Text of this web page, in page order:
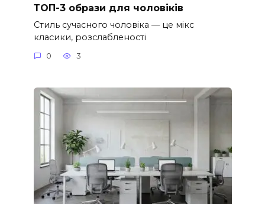
ТОП-3 образи для чоловіків
Стиль сучасного чоловіка — це мікс
класики, розслабленості
0 3